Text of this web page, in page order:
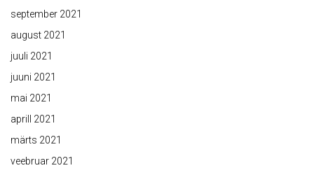
september 2021
august 2021
juuli 2021
juuni 2021
mai 2021
aprill 2021
märts 2021
veebruar 2021